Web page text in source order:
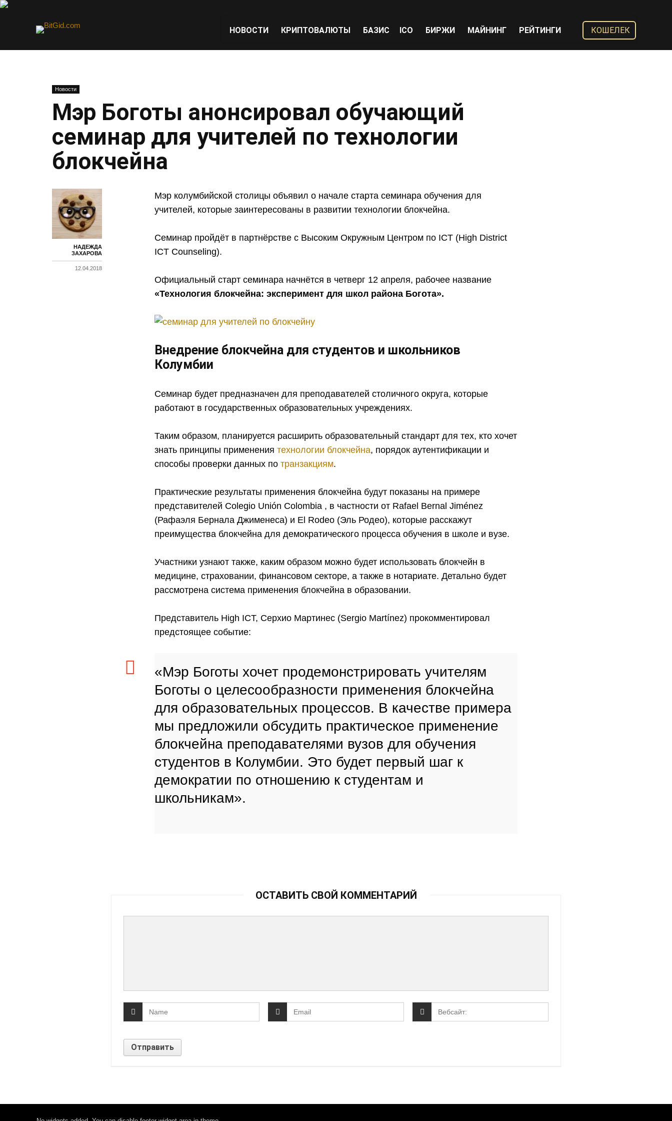
НОВОСТИ КРИПТОВАЛЮТЫ БАЗИС ICO БИРЖИ МАЙНИНГ РЕЙТИНГИ КОШЕЛЕК
Новости
Мэр Боготы анонсировал обучающий
семинар для учителей по технологии
блокчейна
НАДЕЖДА
ЗАХАРОВА
12.04.2018
Мэр колумбийской столицы объявил о начале старта семинара обучения для
учителей, которые заинтересованы в развитии технологии блокчейна.
Семинар пройдёт в партнёрстве с Высоким Окружным Центром по ICT (High District
ICT Counseling).
Официальный старт семинара начнётся в четверг 12 апреля, рабочее название
«Технология блокчейна: эксперимент для школ района Богота».
Внедрение блокчейна для студентов и школьников
Колумбии
Семинар будет предназначен для преподавателей столичного округа, которые
работают в государственных образовательных учреждениях.
Таким образом, планируется расширить образовательный стандарт для тех, кто хочет
знать принципы применениятехнологии блокчейна, порядок аутентификации и
способы проверки данных потранзакциям.
Практические результаты применения блокчейна будут показаны на примере
представителей Colegio Unión Colombia , в частности от Rafael Bernal Jiménez
(Рафаэля Бернала Джименеса) и El Rodeo (Эль Родео), которые расскажут
преимущества блокчейна для демократического процесса обучения в школе и вузе.
Участники узнают также, каким образом можно будет использовать блокчейн в
медицине, страховании, финансовом секторе, а также в нотариате. Детально будет
рассмотрена система применения блокчейна в образовании.
Представитель High ICT, Серхио Мартинес (Sergio Martínez) прокомментировал
предстоящее событие:
«Мэр Боготы хочет продемонстрировать учителям
Боготы о целесообразности применения блокчейна
для образовательных процессов. В качестве примера
мы предложили обсудить практическое применение
блокчейна преподавателями вузов для обучения
студентов в Колумбии. Это будет первый шаг к
демократии по отношению к студентам и
школьникам».
ОСТАВИТЬ СВОЙ КОММЕНТАРИЙ